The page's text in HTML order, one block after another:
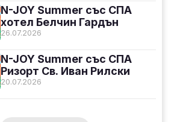
26.07.2026
N-JOY Summer със СПА
хотел Белчин Гардън
20.07.2026
N-JOY Summer със СПА
Ризорт Св. Иван Рилски